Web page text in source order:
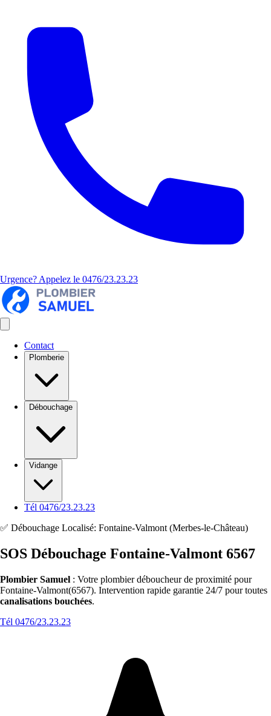
Urgence? Appelez le 0476/23.23.23
Contact
Plomberie
Débouchage
Vidange
Tél 0476/23.23.23
✅ Débouchage Localisé: Fontaine-Valmont (Merbes-le-Château)
SOS Débouchage Fontaine-Valmont 6567
Plombier Samuel : Votre plombier déboucheur de proximité pour
Fontaine-Valmont(6567). Intervention rapide garantie 24/7 pour toutes
canalisations bouchées.
Tél 0476/23.23.23